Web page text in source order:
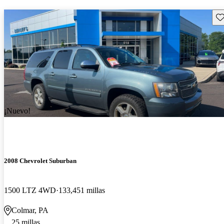
¡Nuevo!
2008 Chevrolet Suburban
1500 LTZ 4WD 133,451 millas
Colmar, PA